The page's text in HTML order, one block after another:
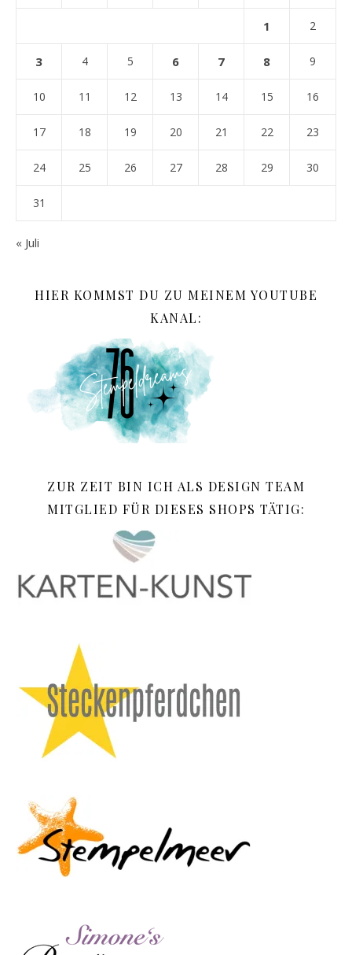
1 2
3 4 5 6 7 8 9
10 11 12 13 14 15 16
17 18 19 20 21 22 23
24 25 26 27 28 29 30
31
« Juli
HIER KOMMST DU ZU MEINEM YOUTUBE
KANAL:
ZUR ZEIT BIN ICH ALS DESIGN TEAM
MITGLIED FÜR DIESES SHOPS TÄTIG: